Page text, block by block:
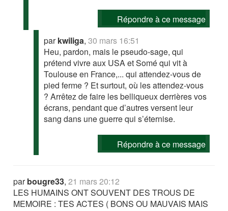
Répondre à ce message
parkwiliga,30 mars 16:51
Heu, pardon, mais le pseudo-sage, qui
prétend vivre aux USA et Somé qui vit à
Toulouse en France,... qui attendez-vous de
pied ferme ? Et surtout, où les attendez-vous
? Arrêtez de faire les belliqueux derrières vos
écrans, pendant que d’autres versent leur
sang dans une guerre qui s’éternise.
Répondre à ce message
parbougre33,21 mars 20:12
LES HUMAINS ONT SOUVENT DES TROUS DE
MEMOIRE : TES ACTES ( BONS OU MAUVAIS MAIS